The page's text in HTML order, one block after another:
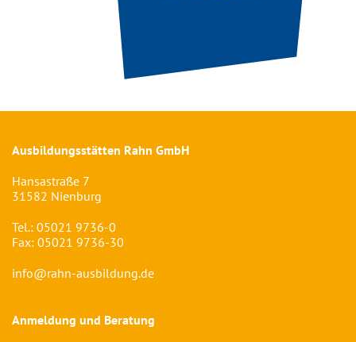
Ausbildungsstätten Rahn GmbH
Hansastraße 7
31582 Nienburg
Tel.: 05021 9736-0
Fax: 05021 9736-30
info@rahn-ausbildung.de
Anmeldung und Beratung